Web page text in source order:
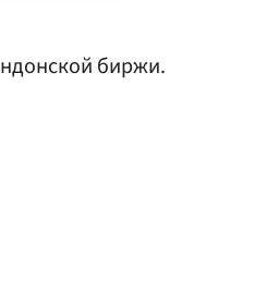
биржи.